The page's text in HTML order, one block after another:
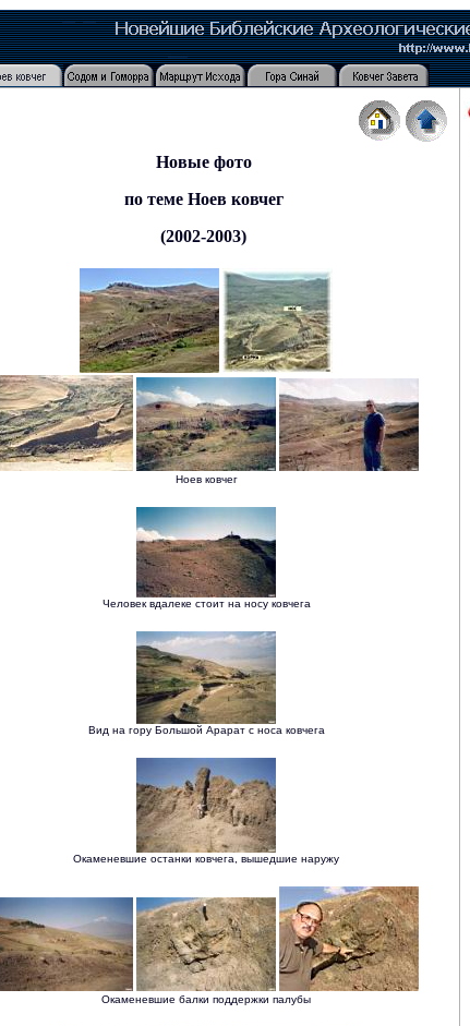
Новые фото
по теме Ноев ковчег
(2002-2003)
Ноев ковчег
Человек вдалеке стоит на носу ковчега
Вид на гору Большой Арарат с носа ковчега
Окаменевшие останки ковчега, вышедшие наружу
Окаменевшие балки поддержки палубы